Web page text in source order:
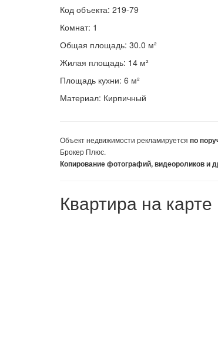
Код объекта: 219-79
Комнат: 1
Общая площадь: 30.0 м²
Жилая площадь: 14 м²
Площадь кухни: 6 м²
Материал: Кирпичный
Объект недвижимости рекламируется по
Брокер Плюс.
Копирование фотографий, видеороликов и
Квартира на карте